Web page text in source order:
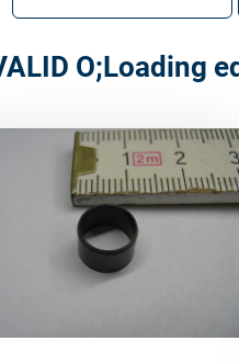
O;Loading